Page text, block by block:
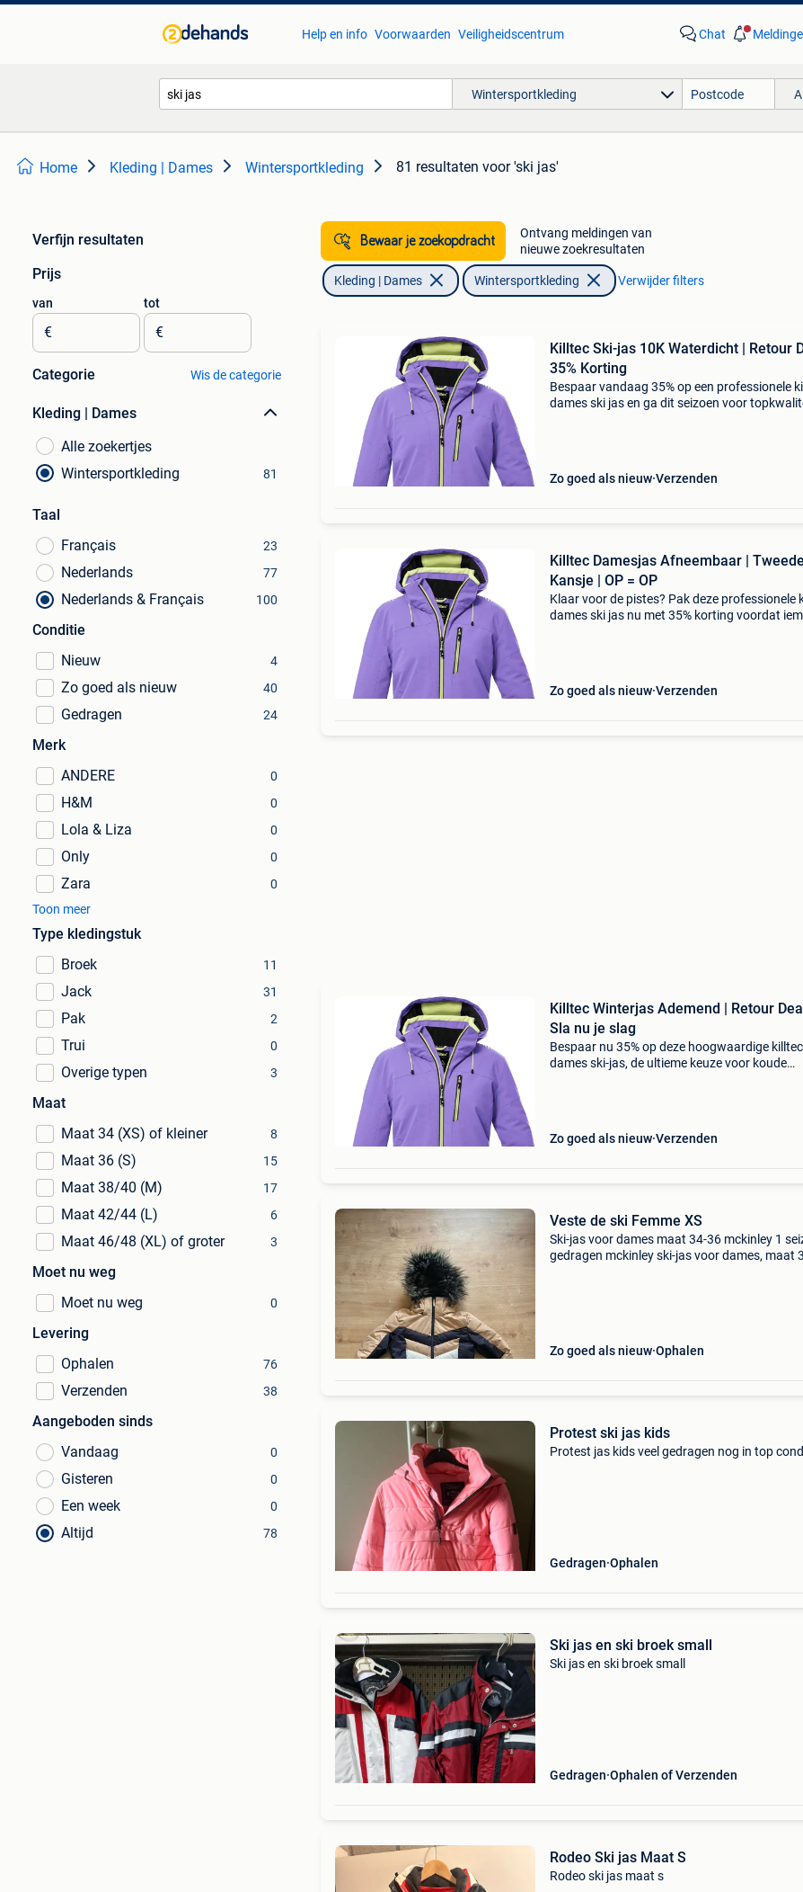
Help en info Voorwaarden Veiligheidscentrum Chat
Wintersportkleding
Home Kleding | Dames Wintersportkleding 81 resultaten voor 'ski jas'
Verfijn resultaten
Prijs
van
€
tot
€
Categorie Wis de categorie
Kleding | Dames
Alle zoekertjes
Wintersportkleding
81
Taal
Français
23
Nederlands 77
Nederlands & Français 100
Conditie
Nieuw
4
Zo goed als nieuw 40
Gedragen 24
Merk
ANDERE
0
H&M 0
Lola & Liza 0
Only 0
Zara
0
Toon meer
Type kledingstuk
Broek
11
Jack 31
Pak 2
Trui 0
Overige typen 3
Maat
Maat 34 (XS) of kleiner
8
Maat 36 (S) 15
Maat 38/40 (M) 17
Maat 42/44 (L) 6
Maat 46/48 (XL) of groter 3
Moet nu weg
Moet nu weg
0
Levering
Ophalen
76
Verzenden 38
Aangeboden sinds
Vandaag
0
Gisteren 0
Een week 0
Altijd 78
Bewaar je zoekopdracht
Ontvang meldingen van
nieuwe zoekresultaten
Kleding | Dames Wintersportkleding Verwijder filters
Killtec Ski-jas 10K Waterdicht | Retour
35% Korting
Bespaar vandaag 35% op een professionele
dames ski jas en ga dit seizoen voor
Zo goed als nieuw Verzenden
Killtec Damesjas Afneembaar | Tweede
Kansje | OP = OP
Klaar voor de pistes? Pak deze professionele
dames ski jas nu met 35% korting voordat
Zo goed als nieuw Verzenden
Killtec Winterjas Ademend | Retour
Sla nu je slag
Bespaar nu 35% op deze hoogwaardige killtec
dames ski-jas, de ultieme keuze voor koude
Zo goed als nieuw Verzenden
Veste de ski Femme XS
Ski-jas voor dames maat 34-36 mckinley 1
gedragen mckinley ski-jas voor dames, maat
Zo goed als nieuw Ophalen
Protest ski jas kids
Protest jas kids veel gedragen nog in top
Gedragen Ophalen
Ski jas en ski broek small
Ski jas en ski broek small
Gedragen Ophalen of Verzenden
Rodeo Ski jas Maat S
Rodeo ski jas maat s